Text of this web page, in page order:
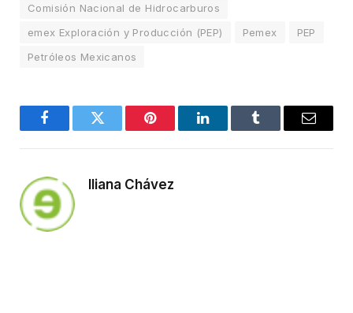
Comisión Nacional de Hidrocarburos
emex Exploración y Producción (PEP)
Pemex
PEP
Petróleos Mexicanos
FacebookTwitter Pinterest LinkedInTumblr Email
Iliana Chávez